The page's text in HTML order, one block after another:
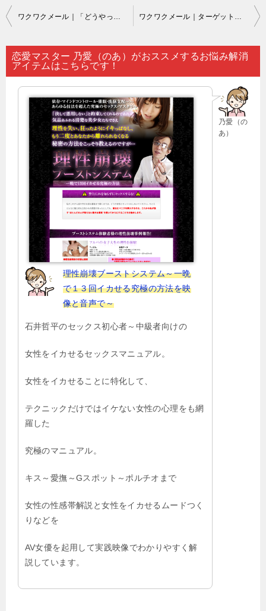
投
ナ
ビ
ワクワクメール｜「どうやっても恋愛がうまくいかずに終わってしまう」と思い悩んでいるのなら…。 ワクワクメール｜ターゲットにしている人に恋愛相談に乗って貰いたいと頼むというのは…。
恋愛マスター 乃愛（のあ）がおススメするお悩み解消
アイテムはこちらです！
乃愛（の
あ）
理性崩壊ブーストシステム～一晩
で１３回イカせる究極の方法を映
像と音声で～
石井哲平のセックス初心者～中級者向けの
女性をイカせるセックスマニュアル。
女性をイカせることに特化して、
テクニックだけではイケない女性の心理をも網
羅した
究極のマニュアル。
キス～愛撫～Gスポット～ポルチオまで
女性の性感帯解説と女性をイカせるムードつく
りなどを
AV女優を起用して実践映像でわかりやすく解
説しています。